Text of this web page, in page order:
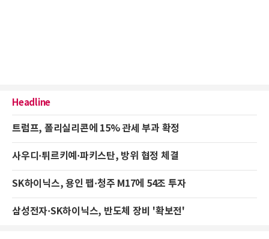
Headline
트럼프, 폴리실리콘에 15% 관세 부과 확정
사우디·튀르키예·파키스탄, 방위 협정 체결
SK하이닉스, 용인 팹·청주 M17에 54조 투자
삼성전자·SK하이닉스, 반도체 장비 '확보전'